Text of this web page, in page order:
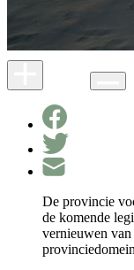
De provincie
de komende
vernieuwen